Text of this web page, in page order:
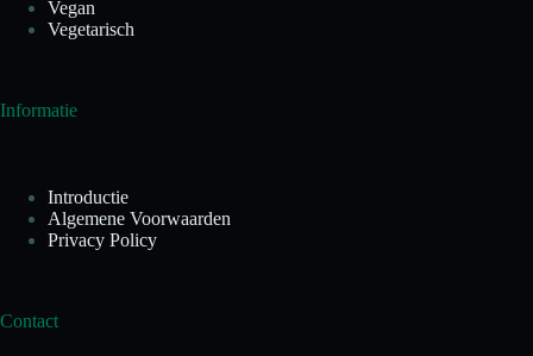
Vegan
Vegetarisch
Informatie
Introductie
Algemene Voorwaarden
Privacy Policy
Contact